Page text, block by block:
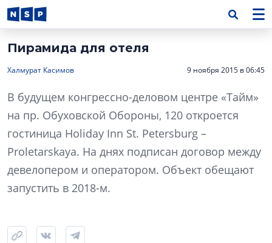
Пирамида для отеля
Халмурат Касимов 9 ноября 2015 в 06:45
В будущем конгрессно-деловом центре «Тайм»
на пр. Обуховской Обороны, 120 откроется
гостиница Holiday Inn St. Petersburg –
Proletarskaya. На днях подписан договор между
девелопером и оператором. Объект обещают
запустить в 2018-м.